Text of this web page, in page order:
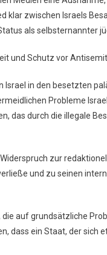
klar zwischen Israels
als selbsternannter
und Schutz vor
Israel in den besetzten
Probleme
das durch die illegale
zur
und zu seinen
auf grundsätzliche
dass ein Staat, der sich